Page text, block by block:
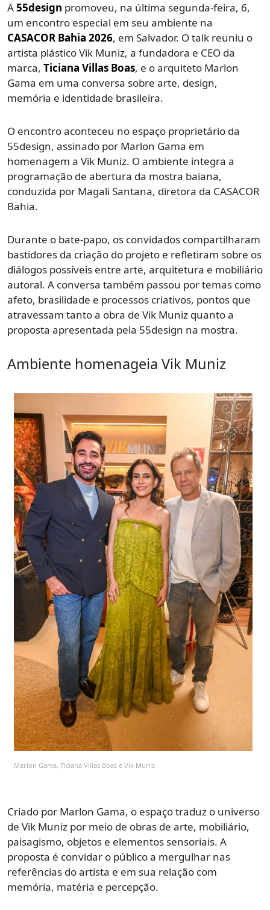
A55design promoveu, na última segunda-feira, 6,
um encontro especial em seu ambiente na
CASACOR Bahia 2026, em Salvador. O talk reuniu o
artista plástico Vik Muniz, a fundadora e CEO da
marca, Ticiana Villas Boas, e o arquiteto Marlon
Gama em uma conversa sobre arte, design,
memória e identidade brasileira.
O encontro aconteceu no espaço proprietário da
55design, assinado por Marlon Gama em
homenagem a Vik Muniz. O ambiente integra a
programação de abertura da mostra baiana,
conduzida por Magali Santana, diretora da CASACOR
Bahia.
Durante o bate-papo, os convidados compartilharam
bastidores da criação do projeto e refletiram sobre os
diálogos possíveis entre arte, arquitetura e mobiliário
autoral. A conversa também passou por temas como
afeto, brasilidade e processos criativos, pontos que
atravessam tanto a obra de Vik Muniz quanto a
proposta apresentada pela 55design na mostra.
Ambiente homenageia Vik Muniz
Marlon Gama, Ticiana Villas Boas e Vik Muniz
Criado por Marlon Gama, o espaço traduz o universo
de Vik Muniz por meio de obras de arte, mobiliário,
paisagismo, objetos e elementos sensoriais. A
proposta é convidar o público a mergulhar nas
referências do artista e em sua relação com
memória, matéria e percepção.